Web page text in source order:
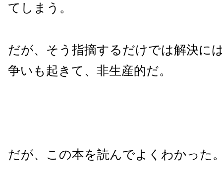
てしまう。
だが、そう指摘するだけでは解決に
争いも起きて、非生産的だ。
だが、この本を読んでよくわかった